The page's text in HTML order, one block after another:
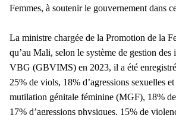
Femmes, à soutenir le gouvernement dans
La ministre chargée de la Promotion de la
qu’au Mali, selon le système de gestion des
VBG (GBVIMS) en 2023, il a été
25% de viols, 18% d’agressions sexuelles
mutilation génitale féminine (MGF), 18% de
17% d’agressions physiques, 15% de